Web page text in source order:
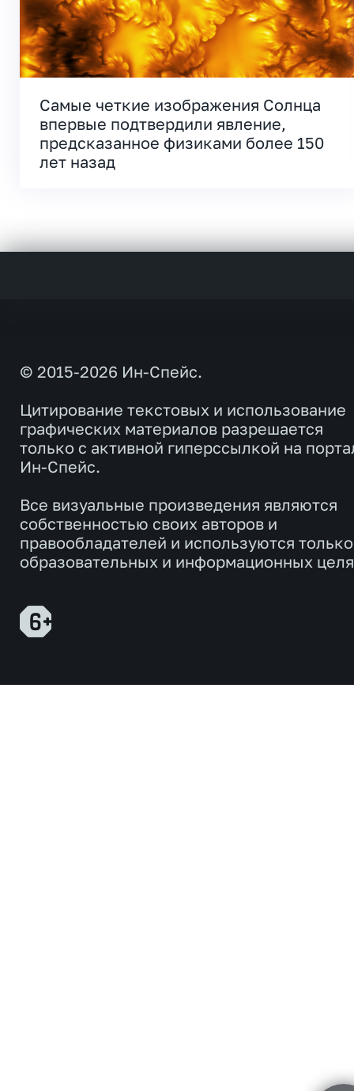
Самые четкие изображения Солнца
впервые подтвердили явление,
предсказанное физиками более 150
лет назад
© 2015-2026 Ин-Спейс.
Цитирование текстовых и использование
графических материалов разрешается
только с активной гиперссылкой на
Ин-Спейс.
Все визуальные произведения являются
собственностью своих авторов и
правообладателей и используются
образовательных и информационных